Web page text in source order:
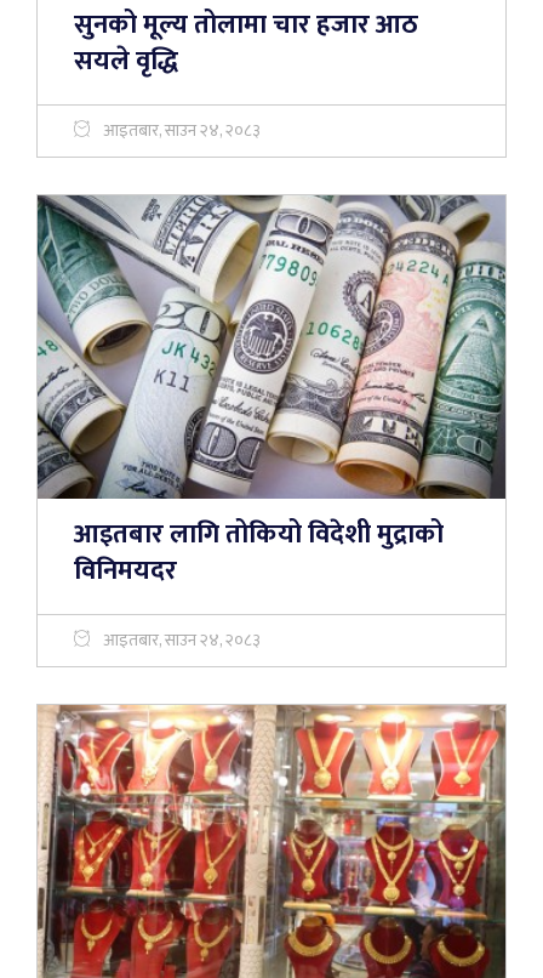
सुनको मूल्य तोलामा चार हजार आठ
सयले वृद्धि
आइतबार, साउन २४, २०८३
आइतबार लागि तोकियो विदेशी मुद्राको
विनिमयदर
आइतबार, साउन २४, २०८३